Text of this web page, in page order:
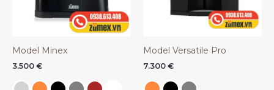
Model Minex
3.500 €
Model Versatile Pro
7.300 €